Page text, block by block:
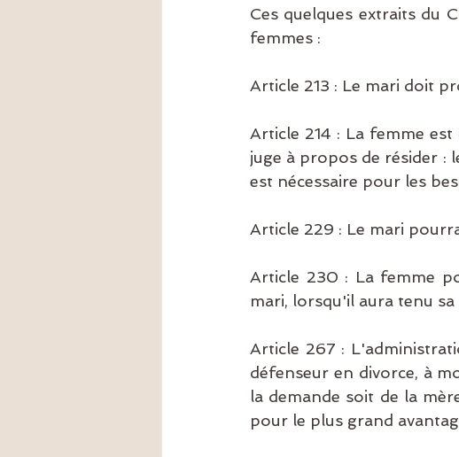
Ces quelques extraits du
femmes :
Article 213 : Le mari doit
Article 214 : La femme
juge à propos de résider :
est nécessaire pour les
Article 229 : Le mari
Article 230 : La femme
mari, lorsqu'il aura tenu
Article 267 :
défenseur en divorce, à
la demande soit de la
pour le plus grand